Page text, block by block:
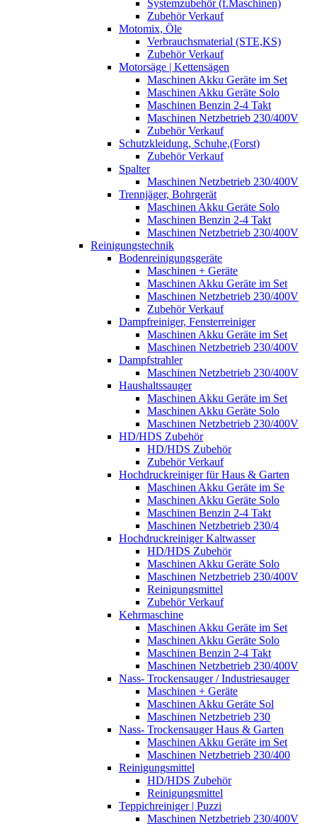
Systemzubehör (f.Maschinen)
Zubehör Verkauf
Motomix, Öle
Verbrauchsmaterial (STE,KS)
Zubehör Verkauf
Motorsäge | Kettensägen
Maschinen Akku Geräte im Set
Maschinen Akku Geräte Solo
Maschinen Benzin 2-4 Takt
Maschinen Netzbetrieb 230/400V
Zubehör Verkauf
Schutzkleidung, Schuhe,(Forst)
Zubehör Verkauf
Spalter
Maschinen Netzbetrieb 230/400V
Trennjäger, Bohrgerät
Maschinen Akku Geräte Solo
Maschinen Benzin 2-4 Takt
Maschinen Netzbetrieb 230/400V
Reinigungstechnik
Bodenreinigungsgeräte
Maschinen + Geräte
Maschinen Akku Geräte im Set
Maschinen Netzbetrieb 230/400V
Zubehör Verkauf
Dampfreiniger, Fensterreiniger
Maschinen Akku Geräte im Set
Maschinen Netzbetrieb 230/400V
Dampfstrahler
Maschinen Netzbetrieb 230/400V
Haushaltssauger
Maschinen Akku Geräte im Set
Maschinen Akku Geräte Solo
Maschinen Netzbetrieb 230/400V
HD/HDS Zubehör
HD/HDS Zubehör
Zubehör Verkauf
Hochdruckreiniger für Haus & Garten
Maschinen Akku Geräte im Se
Maschinen Akku Geräte Solo
Maschinen Benzin 2-4 Takt
Maschinen Netzbetrieb 230/4
Hochdruckreiniger Kaltwasser
HD/HDS Zubehör
Maschinen Akku Geräte Solo
Maschinen Netzbetrieb 230/400V
Reinigungsmittel
Zubehör Verkauf
Kehrmaschine
Maschinen Akku Geräte im Set
Maschinen Akku Geräte Solo
Maschinen Benzin 2-4 Takt
Maschinen Netzbetrieb 230/400V
Nass- Trockensauger / Industriesauger
Maschinen + Geräte
Maschinen Akku Geräte Sol
Maschinen Netzbetrieb 230
Nass- Trockensauger Haus & Garten
Maschinen Akku Geräte im Set
Maschinen Netzbetrieb 230/400
Reinigungsmittel
HD/HDS Zubehör
Reinigungsmittel
Teppichreiniger | Puzzi
Maschinen Netzbetrieb 230/400V